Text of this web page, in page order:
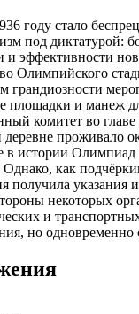
году стало
под
эффективности
Олимпийского
грандиозности
площадки и манеж
комитет во
проживало
истории
как
некоторых
и
но